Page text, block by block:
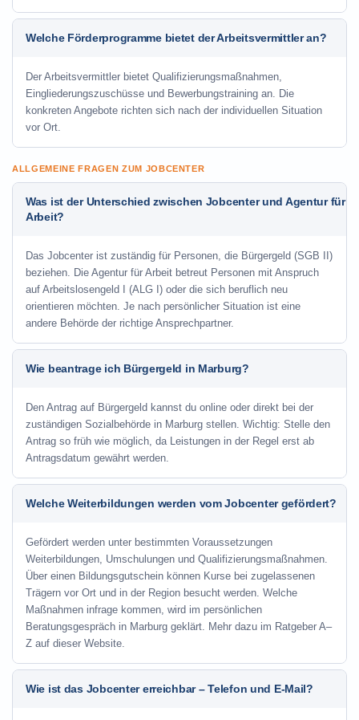
Welche Förderprogramme bietet der Arbeitsvermittler an?
Der Arbeitsvermittler bietet Qualifizierungsmaßnahmen,
Eingliederungszuschüsse und Bewerbungstraining an. Die
konkreten Angebote richten sich nach der individuellen Situation
vor Ort.
ALLGEMEINE FRAGEN ZUM JOBCENTER
Was ist der Unterschied zwischen Jobcenter und Agentur für
Arbeit?
Das Jobcenter ist zuständig für Personen, die Bürgergeld (SGB II)
beziehen. Die Agentur für Arbeit betreut Personen mit Anspruch
auf Arbeitslosengeld I (ALG I) oder die sich beruflich neu
orientieren möchten. Je nach persönlicher Situation ist eine
andere Behörde der richtige Ansprechpartner.
Wie beantrage ich Bürgergeld in Marburg?
Den Antrag auf Bürgergeld kannst du online oder direkt bei der
zuständigen Sozialbehörde in Marburg stellen. Wichtig: Stelle den
Antrag so früh wie möglich, da Leistungen in der Regel erst ab
Antragsdatum gewährt werden.
Welche Weiterbildungen werden vom Jobcenter gefördert?
Gefördert werden unter bestimmten Voraussetzungen
Weiterbildungen, Umschulungen und Qualifizierungsmaßnahmen.
Über einen Bildungsgutschein können Kurse bei zugelassenen
Trägern vor Ort und in der Region besucht werden. Welche
Maßnahmen infrage kommen, wird im persönlichen
Beratungsgespräch in Marburg geklärt. Mehr dazu im Ratgeber A–
Z auf dieser Website.
Wie ist das Jobcenter erreichbar – Telefon und E-Mail?